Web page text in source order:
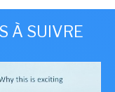
À SUIVRE